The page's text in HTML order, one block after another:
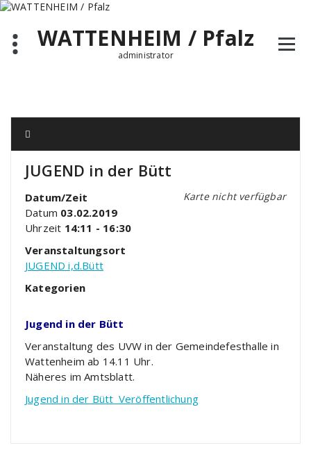
Zum
springenWATTENHEIM / Pfalz
administrator
JUGEND in der Bütt
Karte nicht verfügbar
Datum/Zeit
Datum 03.02.2019
Uhrzeit 14:11 - 16:30
Veranstaltungsort
JUGEND i,d.Bütt
Kategorien
Jugend in der Bütt
Veranstaltung des UVW in der Gemeindefesthalle in
Wattenheim ab 14.11 Uhr.
Näheres im Amtsblatt.
Jugend in der Bütt_Veröffentlichung